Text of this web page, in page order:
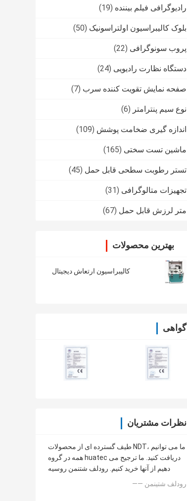
رادیوگرافی فیلم بیننده (19)
بلوک کالیبراسیون اولتراسونیک (50)
پروب سونوگرافی (22)
دستگاه نظارت رادیویی (24)
صفحه نمایش تقویت کننده سرب (7)
نوع سیم پنترامتر (6)
اندازه گیری ضخامت پوشش (109)
ماشین تست سختی (165)
تستر رطوبت سطحی قابل حمل (45)
تجهیزات متالوگرافی (31)
متر لرزش قابل حمل (67)
بهترین محصولات
کالیبراسیون ارتعاش دیجیتال
گواهی
نظرات مشتریان
طیف گسترده ای از محصولات NDT، ما می توانیم
همه در گروه huatec دریافت کنید. ما ترجیح می
دهیم از آنها خرید کنیم. رودلف شتنمن روسیه
—— رودلف شتینمن